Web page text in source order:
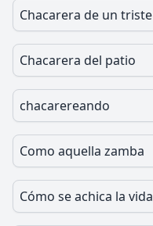
Chacarera de un triste
Chacarera del patio
chacarereando
Como aquella zamba
Cómo se achica la vida